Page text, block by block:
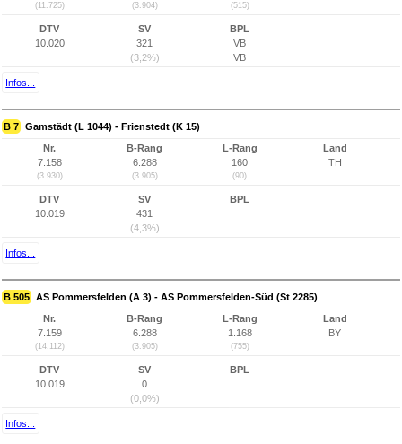
(11.725) (3.904) (515)
DTV
10.020
SV
321
(3,2%)
BPL
VB
VB
Infos...
B 7 Gamstädt (L 1044) - Frienstedt (K 15)
Nr.
7.158
(3.930)
B-Rang
6.288
(3.905)
L-Rang
160
(90)
Land
TH
DTV
10.019
SV
431
(4,3%)
BPL
Infos...
B 505 AS Pommersfelden (A 3) - AS Pommersfelden-Süd (St 2285)
Nr.
7.159
(14.112)
B-Rang
6.288
(3.905)
L-Rang
1.168
(755)
Land
BY
DTV
10.019
SV
0
(0,0%)
BPL
Infos...